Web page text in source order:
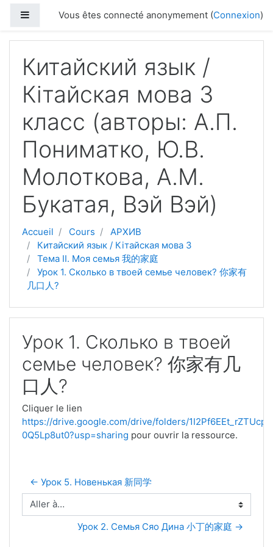
Panneau latéral
Vous êtes connecté anonymement (Connexion)
Китайский язык /
Кітайская мова 3
класс (авторы: А.П.
Пониматко, Ю.В.
Молоткова, А.М.
Букатая, Вэй Вэй)
Accueil Cours
АРХИВ
Китайский язык / Кітайская мова 3
Тема II. Моя семья 我的家庭
Урок 1. Сколько в твоей семье человек? 你家有
几口人?
Урок 1. Сколько в твоей
семье человек? 你家有几
口人?
Cliquer le lien
https://drive.google.com/drive/folders/
0Q5Lp8ut0?usp=sharing pour ouvrir la ressource.
← Урок 5. Новенькая 新同学
Aller à…
Урок 2. Семья Сяо Дина 小丁的家庭 →